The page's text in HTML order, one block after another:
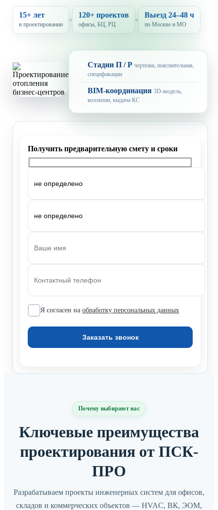
15+ лет
в проектировании
120+ проектов
офисы, БЦ, РЦ
Выезд 24–48 ч
по Москве и МО
Стадии П / Р чертежи, пояснительная,
спецификации
BIM-координация 3D-модель,
коллизии, выдача КС
Я согласен на обработку персональных данных
Почему выбирают нас
Ключевые преимущества
проектирования от ПСК-
ПРО
Разрабатываем проекты инженерных систем для офисов,
складов и коммерческих объектов — HVAC, ВК, ЭОМ,